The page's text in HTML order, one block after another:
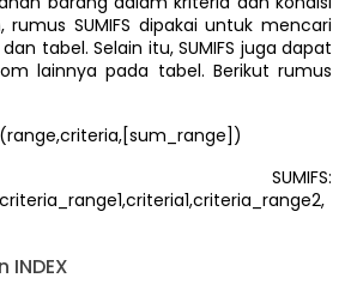
SUMIFS dipakai untuk mencari
tabel. Selain itu, SUMIFS juga dapat
lainnya pada tabel. Berikut rumus
SUMIFS:
INDEX